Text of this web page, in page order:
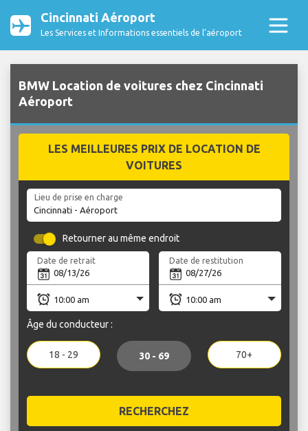
Cincinnati Aéroport
Les Services et Informations essentiels de l’aéroport
BMW Location de voitures chez Cincinnati
Aéroport
LES MEILLEURES PRIX DE LOCATION DE
VOITURES
Lieu de prise en charge
Retourner au même endroit
Date de retrait Date de restitution
Âge du conducteur :
18 - 29 30 - 69 70+
RECHERCHEZ